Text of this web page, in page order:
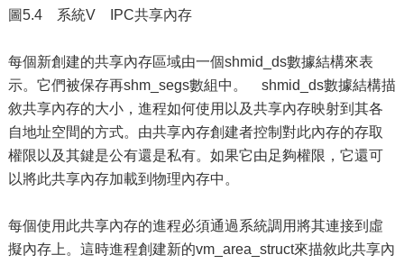
圖5.4 系統V IPC共享內存
每個新創建的共享內存區域由一個shmid_ds數據結構來表
示。它們被保存再shm_segs數組中。 shmid_ds數據結構描
敘共享內存的大小，進程如何使用以及共享內存映射到其各
自地址空間的方式。由共享內存創建者控制對此內存的存取
權限以及其鍵是公有還是私有。如果它由足夠權限，它還可
以將此共享內存加載到物理內存中。
每個使用此共享內存的進程必須通過系統調用將其連接到虛
擬內存上。這時進程創建新的vm_area_struct來描敘此共享內